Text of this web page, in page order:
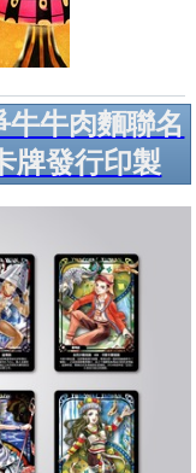
牛肉麵聯名
牌發行印製